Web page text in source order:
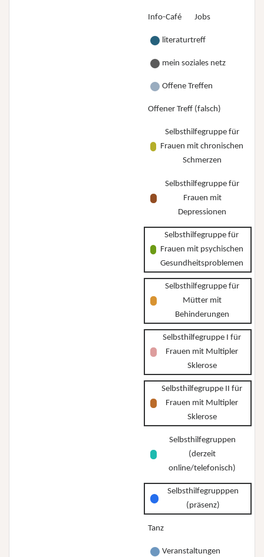
Info-Café Jobs
literaturtreff
mein soziales netz
Offene Treffen
Offener Treff (falsch)
Selbsthilfegruppe für
Frauen mit chronischen
Schmerzen
Selbsthilfegruppe für
Frauen mit
Depressionen
Selbsthilfegruppe für
Frauen mit psychischen
Gesundheitsproblemen
Selbsthilfegruppe für
Mütter mit
Behinderungen
Selbsthilfegruppe I für
Frauen mit Multipler
Sklerose
Selbsthilfegruppe II für
Frauen mit Multipler
Sklerose
Selbsthilfegruppen
(derzeit
online/telefonisch)
Selbsthilfegrupppen
(präsenz)
Tanz
Veranstaltungen